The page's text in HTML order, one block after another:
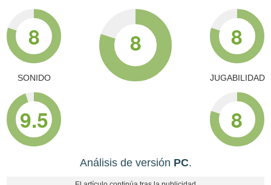
8
SONIDO
9.5
8 8
JUGABILIDAD
8
Análisis de versión PC.